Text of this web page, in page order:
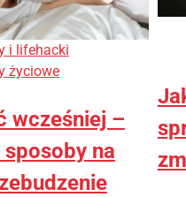
i lifehacki
życiowe
wcześniej –
na